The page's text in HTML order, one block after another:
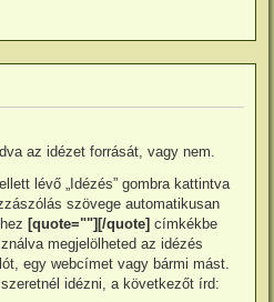
az idézet forrását, vagy nem.
lévő „Idézés” gombra kattintva
szövege automatikusan
[quote=""][/quote]címkékbe
megjelölheted az idézés
egy webcímet vagy bármi mást.
idézni, a következőt írd: